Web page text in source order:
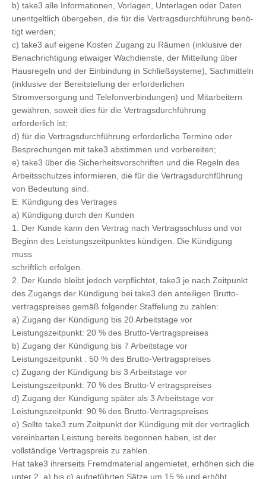
b) take3 alle Informationen, Vorlagen, Unterlagen oder Daten
unentgeltlich übergeben, die für die Vertragsdurchführung benö-
tigt werden;
c) take3 auf eigene Kosten Zugang zu Räumen (inklusive der
Benachrichtigung etwaiger Wachdienste, der Mitteilung über
Hausregeln und der Einbindung in Schließsysteme), Sachmitteln
(inklusive der Bereitstellung der erforderlichen
Stromversorgung und Telefonverbindungen) und Mitarbeitern
gewähren, soweit dies für die Vertragsdurchführung
erforderlich ist;
d) für die Vertragsdurchführung erforderliche Termine oder
Besprechungen mit take3 abstimmen und vorbereiten;
e) take3 über die Sicherheitsvorschriften und die Regeln des
Arbeitsschutzes informieren, die für die Vertragsdurchführung
von Bedeutung sind.
E. Kündigung des Vertrages
a) Kündigung durch den Kunden
1. Der Kunde kann den Vertrag nach Vertragsschluss und vor
Beginn des Leistungszeitpunktes kündigen. Die Kündigung
muss
schriftlich erfolgen.
2. Der Kunde bleibt jedoch verpflichtet, take3 je nach Zeitpunkt
des Zugangs der Kündigung bei take3 den anteiligen Brutto-
vertragspreises gemäß folgender Staffelung zu zahlen:
a) Zugang der Kündigung bis 20 Arbeitstage vor
Leistungszeitpunkt: 20 % des Brutto-Vertragspreises
b) Zugang der Kündigung bis 7 Arbeitstage vor
Leistungszeitpunkt : 50 % des Brutto-Vertragspreises
c) Zugang der Kündigung bis 3 Arbeitstage vor
Leistungszeitpunkt: 70 % des Brutto-V ertragspreises
d) Zugang der Kündigung später als 3 Arbeitstage vor
Leistungszeitpunkt: 90 % des Brutto-Vertragspreises
e) Sollte take3 zum Zeitpunkt der Kündigung mit der vertraglich
vereinbarten Leistung bereits begonnen haben, ist der
vollständige Vertragspreis zu zahlen.
Hat take3 ihrerseits Fremdmaterial angemietet, erhöhen sich die
unter 2. a) bis c) aufgeführten Sätze um 15 % und erhöht